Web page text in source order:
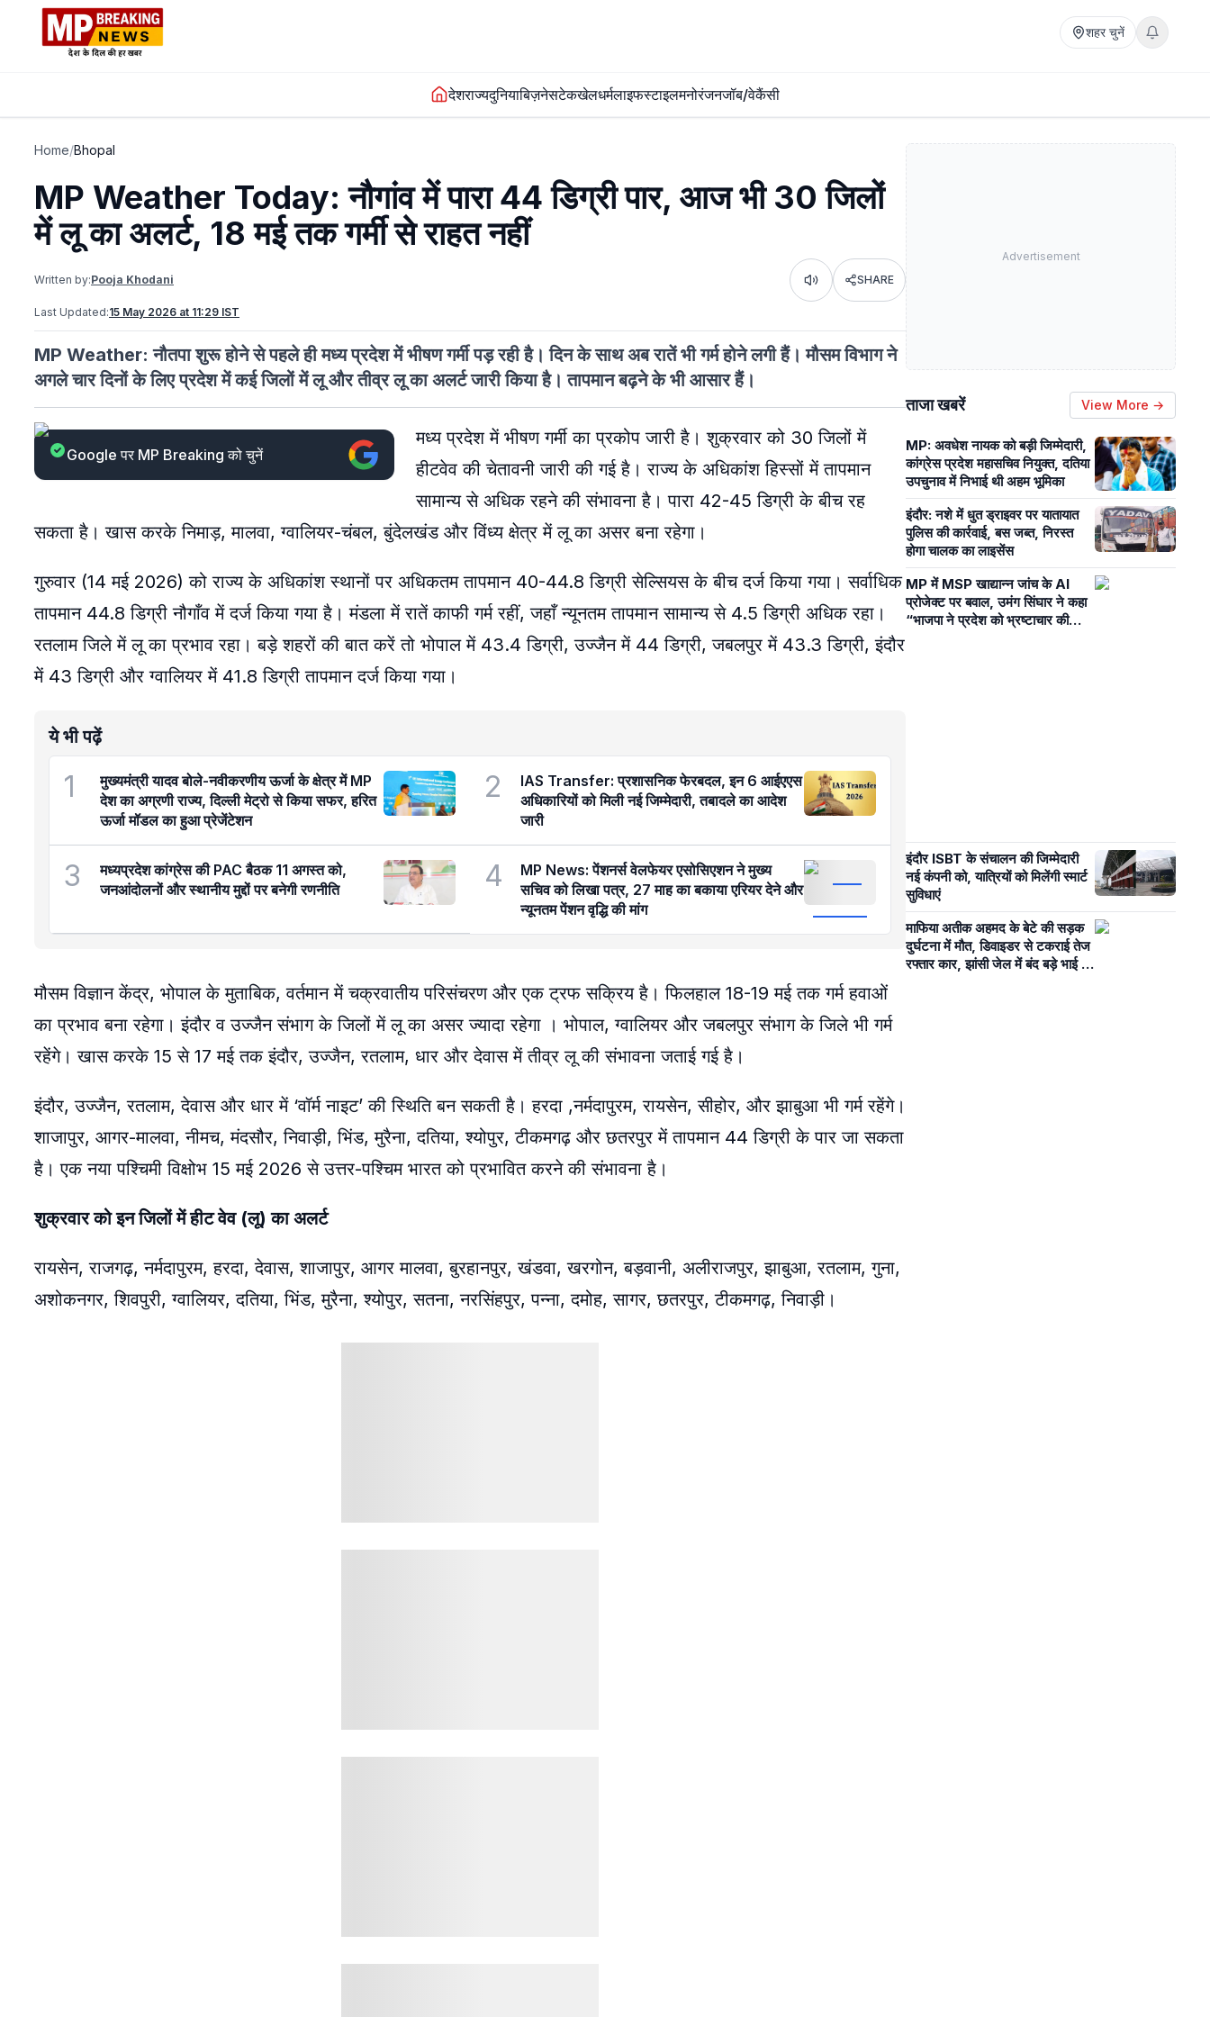
शहर चुनें
देशराज्यदुनियाबिज़नेसटेकखेलधर्मलाइफस्टाइलमनोरंजनजॉब/वेकैंसी
Home/Bhopal
MP Weather Today: नौगांव में पारा 44 डिग्री पार, आज भी 30 जिलों
में लू का अलर्ट, 18 मई तक गर्मी से राहत नहीं
Written by:Pooja Khodani Listen SHARE
Last Updated:15 May 2026 at 11:29 IST
MP Weather: नौतपा शुरू होने से पहले ही मध्य प्रदेश में भीषण गर्मी पड़ रही है। दिन के साथ अब रातें भी गर्म होने लगी हैं। मौसम विभाग ने
अगले चार दिनों के लिए प्रदेश में कई जिलों में लू और तीव्र लू का अलर्ट जारी किया है। तापमान बढ़ने के भी आसार हैं।
Google पर MP Breaking को चुनें
मध्य प्रदेश में भीषण गर्मी का प्रकोप जारी है। शुक्रवार को 30 जिलों में
हीटवेव की चेतावनी जारी की गई है। राज्य के अधिकांश हिस्सों में तापमान
सामान्य से अधिक रहने की संभावना है। पारा 42-45 डिग्री के बीच रह
सकता है। खास करके निमाड़, मालवा, ग्वालियर-चंबल, बुंदेलखंड और विंध्य क्षेत्र में लू का असर बना रहेगा।
गुरुवार (14 मई 2026) को राज्य के अधिकांश स्थानों पर अधिकतम तापमान 40-44.8 डिग्री सेल्सियस के बीच दर्ज किया गया। सर्वाधिक
तापमान 44.8 डिग्री नौगाँव में दर्ज किया गया है। मंडला में रातें काफी गर्म रहीं, जहाँ न्यूनतम तापमान सामान्य से 4.5 डिग्री अधिक रहा।
रतलाम जिले में लू का प्रभाव रहा। बड़े शहरों की बात करें तो भोपाल में 43.4 डिग्री, उज्जैन में 44 डिग्री, जबलपुर में 43.3 डिग्री, इंदौर
में 43 डिग्री और ग्वालियर में 41.8 डिग्री तापमान दर्ज किया गया।
ये भी पढ़ें
1
मुख्यमंत्री यादव बोले-नवीकरणीय ऊर्जा के क्षेत्र में MP
देश का अग्रणी राज्य, दिल्ली मेट्रो से किया सफर, हरित
ऊर्जा मॉडल का हुआ प्रेजेंटेशन
2
IAS Transfer: प्रशासनिक फेरबदल, इन 6 आईएएस
अधिकारियों को मिली नई जिम्मेदारी, तबादले का आदेश
जारी
3
मध्यप्रदेश कांग्रेस की PAC बैठक 11 अगस्त को,
जनआंदोलनों और स्थानीय मुद्दों पर बनेगी रणनीति
4
MP News: पेंशनर्स वेलफेयर एसोसिएशन ने मुख्य
सचिव को लिखा पत्र, 27 माह का बकाया एरियर देने और
न्यूनतम पेंशन वृद्धि की मांग
मौसम विज्ञान केंद्र, भोपाल के मुताबिक, वर्तमान में चक्रवातीय परिसंचरण और एक ट्रफ सक्रिय है। फिलहाल 18-19 मई तक गर्म हवाओं
का प्रभाव बना रहेगा। इंदौर व उज्जैन संभाग के जिलों में लू का असर ज्यादा रहेगा । भोपाल, ग्वालियर और जबलपुर संभाग के जिले भी गर्म
रहेंगे। खास करके 15 से 17 मई तक इंदौर, उज्जैन, रतलाम, धार और देवास में तीव्र लू की संभावना जताई गई है।
इंदौर, उज्जैन, रतलाम, देवास और धार में ‘वॉर्म नाइट’ की स्थिति बन सकती है। हरदा ,नर्मदापुरम, रायसेन, सीहोर, और झाबुआ भी गर्म रहेंगे।
शाजापुर, आगर-मालवा, नीमच, मंदसौर, निवाड़ी, भिंड, मुरैना, दतिया, श्योपुर, टीकमगढ़ और छतरपुर में तापमान 44 डिग्री के पार जा सकता
है। एक नया पश्चिमी विक्षोभ 15 मई 2026 से उत्तर-पश्चिम भारत को प्रभावित करने की संभावना है।
शुक्रवार को इन जिलों में हीट वेव (लू) का अलर्ट
रायसेन, राजगढ़, नर्मदापुरम, हरदा, देवास, शाजापुर, आगर मालवा, बुरहानपुर, खंडवा, खरगोन, बड़वानी, अलीराजपुर, झाबुआ, रतलाम, गुना,
अशोकनगर, शिवपुरी, ग्वालियर, दतिया, भिंड, मुरैना, श्योपुर, सतना, नरसिंहपुर, पन्ना, दमोह, सागर, छतरपुर, टीकमगढ़, निवाड़ी।
Advertisement
ताजा खबरें View More →
MP: अवधेश नायक को बड़ी जिम्मेदारी,
कांग्रेस प्रदेश महासचिव ​नियुक्त, दतिया
उपचुनाव में निभाई थी अहम भूमिका
इंदौर: नशे में धुत ड्राइवर पर यातायात
पुलिस की कार्रवाई, बस जब्त, निरस्त
होगा चालक का लाइसेंस
MP में MSP खाद्यान्न जांच के AI
प्रोजेक्ट पर बवाल, उमंग सिंघार ने कहा
“भाजपा ने प्रदेश को भ्रष्टाचार की
इंदौर ISBT के संचालन की जिम्मेदारी
नई कंपनी को, यात्रियों को मिलेंगी स्मार्ट
सुविधाएं
माफिया अतीक अहमद के बेटे की सड़क
दुर्घटना में मौत, डिवाइडर से टकराई तेज
रफ्तार कार, झांसी जेल में बंद बड़े भाई से